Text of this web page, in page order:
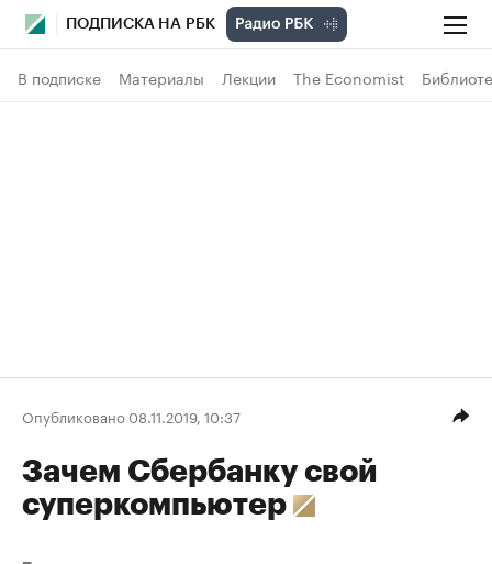
ПОДПИСКА НА РБК
В подписке Материалы Лекции The Economist
Опубликовано 08.11.2019, 10:37
Зачем Сбербанку свой
суперкомпьютер